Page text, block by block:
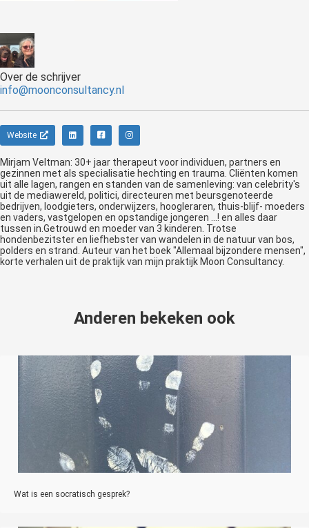
Over de schrijver
info@moonconsultancy.nl
Website
Mirjam Veltman: 30+ jaar therapeut voor individuen, partners en
gezinnen met als specialisatie hechting en trauma. Cliënten komen
uit alle lagen, rangen en standen van de samenleving: van celebrity's
uit de mediawereld, politici, directeuren met beursgenoteerde
bedrijven, loodgieters, onderwijzers, hoogleraren, thuis-blijf- moeders
en vaders, vastgelopen en opstandige jongeren ...! en alles daar
tussen in.Getrouwd en moeder van 3 kinderen. Trotse
hondenbezitster en liefhebster van wandelen in de natuur van bos,
polders en strand. Auteur van het boek "Allemaal bijzondere mensen",
korte verhalen uit de praktijk van mijn praktijk Moon Consultancy.
Anderen bekeken ook
Wat is een socratisch gesprek?